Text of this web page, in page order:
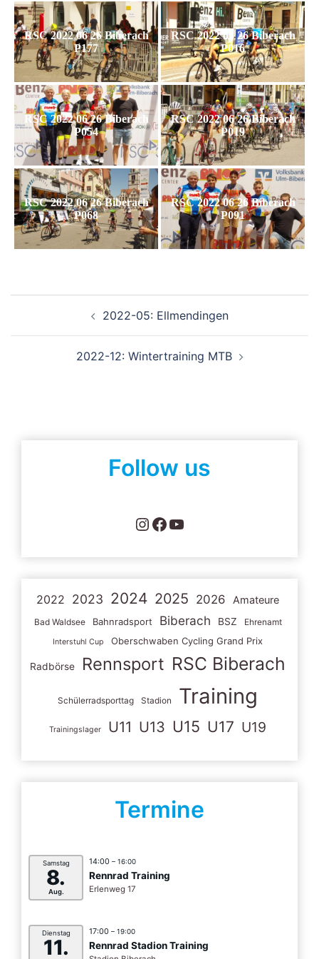
RSC 2022 06 26 Biberach
P177
RSC 2022 06 26 Biberach
P016
RSC 2022 06 26 Biberach
P054
RSC 2022 06 26 Biberach
P019
RSC 2022 06 26 Biberach
P068
RSC 2022 06 26 Biberach
P091
2022-05: Ellmendingen
2022-12: Wintertraining MTB
Follow us
Instagram
Facebook
YouTube
2022 2023 2024 2025 2026 Amateure
Bad Waldsee Bahnradsport Biberach BSZ Ehrenamt
Interstuhl Cup Oberschwaben Cycling Grand Prix
Radbörse Rennsport RSC Biberach
Schülerradsporttag Stadion Training
Trainingslager U11 U13 U15 U17 U19
Termine
Samstag
8.
Aug.
14:00 – 16:00
Rennrad Training
Erlenweg 17
Dienstag
11.
17:00 – 19:00
Rennrad Stadion Training